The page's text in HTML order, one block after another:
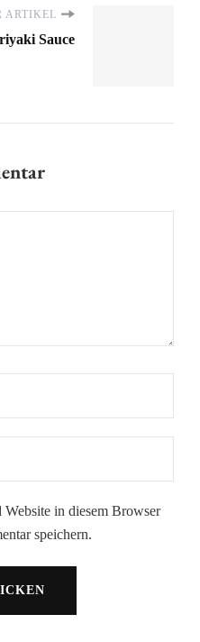
ARTIKEL
Sauce
in diesem Browser
speichern.